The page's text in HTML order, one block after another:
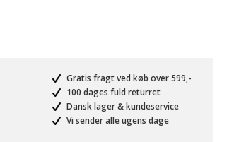
Gratis fragt ved køb over 599,-
100 dages fuld returret
Dansk lager & kundeservice
Vi sender alle ugens dage